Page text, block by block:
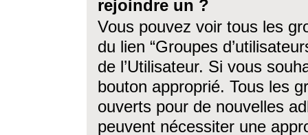
rejoindre un ?
Vous pouvez voir tous les
du lien “Groupes
de l’Utilisateur. Si vous
bouton approprié. Tous les
ouverts pour de nouvelles
peuvent nécessiter une